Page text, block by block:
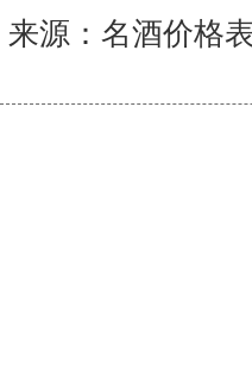
来源：名酒价格